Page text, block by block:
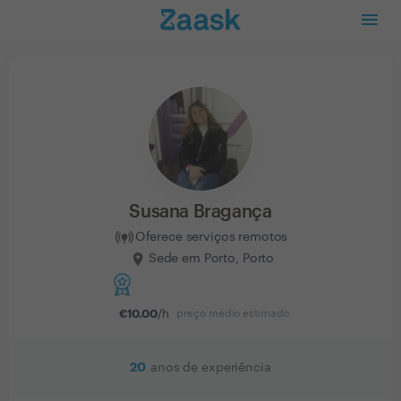
Susana Bragança
Oferece serviços remotos
Sede em Porto, Porto
€10.00/h preço médio estimado
20 anos de experiência